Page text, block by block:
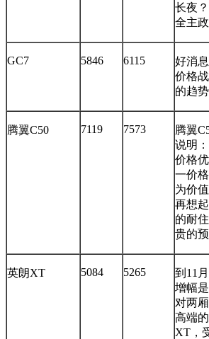
长夜
全主
GC7 5846 6115
好消
价格
的趋势
腾翼C50 7119 7573
腾翼
说明
价格
一价
为价
再想
的耐
贵的预
英朗XT 5084 5265
到11
增幅
对两
高端
XT，